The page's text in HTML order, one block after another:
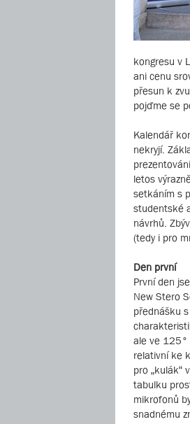
kongresu v
ani cenu
přesun k
pojďme se
Kalendář
nekryjí.
letos
setkáním s
studentské
návrhů.
(tedy i pro
Den první
První den
New Stero
přednášku
ale ve 125°
relativní ke
pro „kulák“
tabulku
mikrofonů
snadnému